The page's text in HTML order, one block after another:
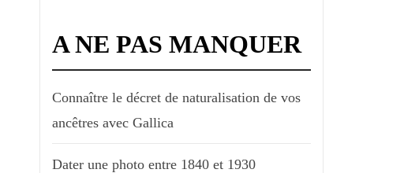
A NE PAS MANQUER
Connaître le décret de naturalisation de vos
ancêtres avec Gallica
Dater une photo entre 1840 et 1930